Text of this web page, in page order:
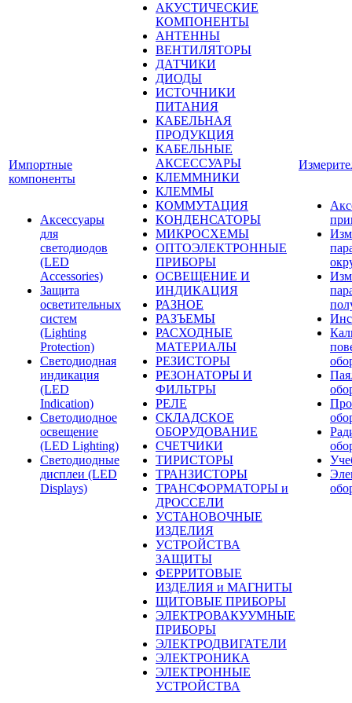
Импортные
компоненты
Аксессуары
для
светодиодов
(LED
Accessories)
Защита
осветительных
систем
(Lighting
Protection)
Светодиодная
индикация
(LED
Indication)
Светодиодное
освещение
(LED Lighting)
Светодиодные
дисплеи (LED
Displays)
АКУСТИЧЕСКИЕ
КОМПОНЕНТЫ
АНТЕННЫ
ВЕНТИЛЯТОРЫ
ДАТЧИКИ
ДИОДЫ
ИСТОЧНИКИ
ПИТАНИЯ
КАБЕЛЬНАЯ
ПРОДУКЦИЯ
КАБЕЛЬНЫЕ
АКСЕССУАРЫ
КЛЕММНИКИ
КЛЕММЫ
КОММУТАЦИЯ
КОНДЕНСАТОРЫ
МИКРОСХЕМЫ
ОПТОЭЛЕКТРОННЫЕ
ПРИБОРЫ
ОСВЕЩЕНИЕ И
ИНДИКАЦИЯ
РАЗНОЕ
РАЗЪЕМЫ
РАСХОДНЫЕ
МАТЕРИАЛЫ
РЕЗИСТОРЫ
РЕЗОНАТОРЫ И
ФИЛЬТРЫ
РЕЛЕ
СКЛАДСКОЕ
ОБОРУДОВАНИЕ
СЧЕТЧИКИ
ТИРИСТОРЫ
ТРАНЗИСТОРЫ
ТРАНСФОРМАТОРЫ и
ДРОССЕЛИ
УСТАНОВОЧНЫЕ
ИЗДЕЛИЯ
УСТРОЙСТВА
ЗАЩИТЫ
ФЕРРИТОВЫЕ
ИЗДЕЛИЯ и МАГНИТЫ
ЩИТОВЫЕ ПРИБОРЫ
ЭЛЕКТРОВАКУУМНЫЕ
ПРИБОРЫ
ЭЛЕКТРОДВИГАТЕЛИ
ЭЛЕКТРОНИКА
ЭЛЕКТРОННЫЕ
УСТРОЙСТВА